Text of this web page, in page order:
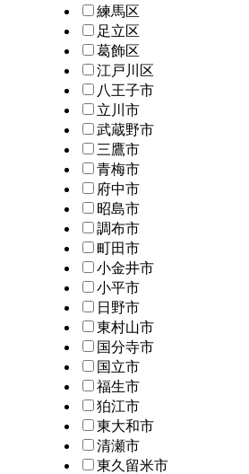
練馬区
足立区
葛飾区
江戸川区
八王子市
立川市
武蔵野市
三鷹市
青梅市
府中市
昭島市
調布市
町田市
小金井市
小平市
日野市
東村山市
国分寺市
国立市
福生市
狛江市
東大和市
清瀬市
東久留米市